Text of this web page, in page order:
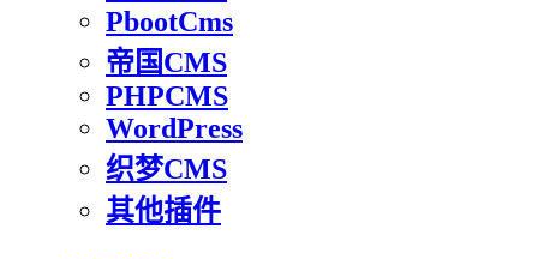
PbootCms
帝国CMS
PHPCMS
WordPress
织梦CMS
其他插件